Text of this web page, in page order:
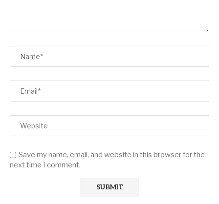
Save my name, email, and website in this browser for the
next time I comment.